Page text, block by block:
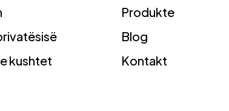
kushtet
Produkte
Blog
Kontakt